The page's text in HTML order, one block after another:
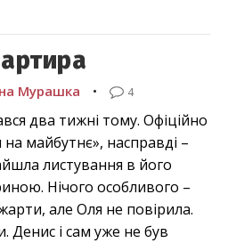
Мурашка • 4
два тижні тому. Офіційно
на майбутнє», насправді –
листування в його
Нічого особливого –
але Оля не повірила.
Денис і сам уже не був